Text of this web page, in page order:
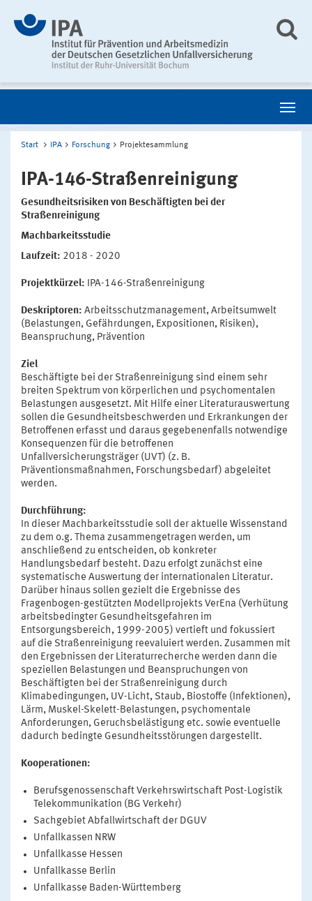
Start IPA Forschung Projektesammlung
IPA-146-Straßenreinigung
Gesundheitsrisiken von Beschäftigten bei der
Straßenreinigung
Machbarkeitsstudie
Laufzeit: 2018 - 2020
Projektkürzel: IPA-146-Straßenreinigung
Deskriptoren: Arbeitsschutzmanagement, Arbeitsumwelt
(Belastungen, Gefährdungen, Expositionen, Risiken),
Beanspruchung, Prävention
Ziel
Beschäftigte bei der Straßenreinigung sind einem sehr
breiten Spektrum von körperlichen und psychomentalen
Belastungen ausgesetzt. Mit Hilfe einer Literaturauswertung
sollen die Gesundheitsbeschwerden und Erkrankungen der
Betroffenen erfasst und daraus gegebenenfalls notwendige
Konsequenzen für die betroffenen
Unfallversicherungsträger (UVT) (z. B.
Präventionsmaßnahmen, Forschungsbedarf) abgeleitet
werden.
Durchführung:
In dieser Machbarkeitsstudie soll der aktuelle Wissenstand
zu dem o.g. Thema zusammengetragen werden, um
anschließend zu entscheiden, ob konkreter
Handlungsbedarf besteht. Dazu erfolgt zunächst eine
systematische Auswertung der internationalen Literatur.
Darüber hinaus sollen gezielt die Ergebnisse des
Fragenbogen-gestützten Modellprojekts VerEna (Verhütung
arbeitsbedingter Gesundheitsgefahren im
Entsorgungsbereich, 1999-2005) vertieft und fokussiert
auf die Straßenreinigung reevaluiert werden. Zusammen mit
den Ergebnissen der Literaturrecherche werden dann die
speziellen Belastungen und Beanspruchungen von
Beschäftigten bei der Straßenreinigung durch
Klimabedingungen, UV-Licht, Staub, Biostoffe (Infektionen),
Lärm, Muskel-Skelett-Belastungen, psychomentale
Anforderungen, Geruchsbelästigung etc. sowie eventuelle
dadurch bedingte Gesundheitsstörungen dargestellt.
Kooperationen:
Berufsgenossenschaft Verkehrswirtschaft Post-Logistik
Telekommunikation (BG Verkehr)
Sachgebiet Abfallwirtschaft der DGUV
Unfallkassen NRW
Unfallkasse Hessen
Unfallkasse Berlin
Unfallkasse Baden-Württemberg